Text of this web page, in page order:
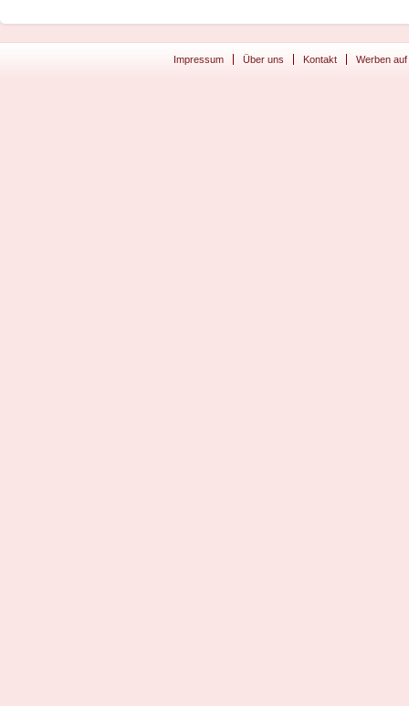
Impressum Über uns Kontakt Werben